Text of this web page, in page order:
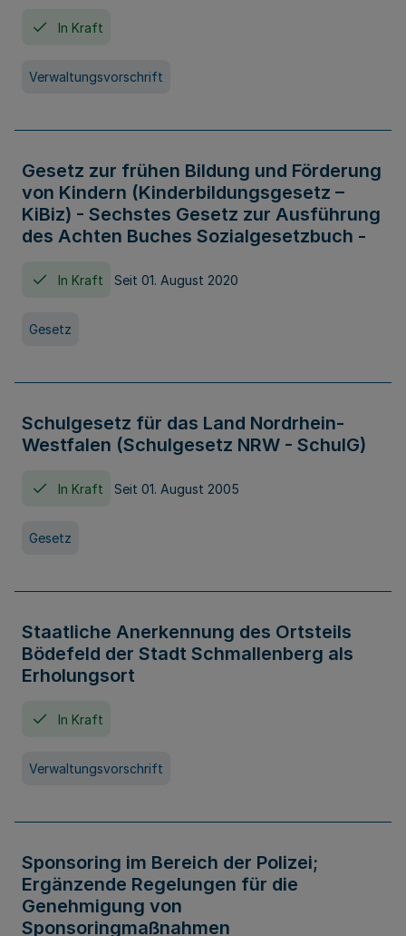
In Kraft
Verwaltungsvorschrift
Gesetz zur frühen Bildung und Förderung
von Kindern (Kinderbildungsgesetz –
KiBiz) - Sechstes Gesetz zur Ausführung
des Achten Buches Sozialgesetzbuch -
In Kraft Seit 01. August 2020
Gesetz
Schulgesetz für das Land Nordrhein-
Westfalen (Schulgesetz NRW - SchulG)
In Kraft Seit 01. August 2005
Gesetz
Staatliche Anerkennung des Ortsteils
Bödefeld der Stadt Schmallenberg als
Erholungsort
In Kraft
Verwaltungsvorschrift
Sponsoring im Bereich der Polizei;
Ergänzende Regelungen für die
Genehmigung von
Sponsoringmaßnahmen